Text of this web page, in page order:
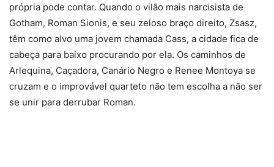
própria pode contar. Quando o vilão mais narcisista de
Gotham, Roman Sionis, e seu zeloso braço direito, Zsasz,
têm como alvo uma jovem chamada Cass, a cidade fica de
cabeça para baixo procurando por ela. Os caminhos de
Arlequina, Caçadora, Canário Negro e Renee Montoya se
cruzam e o improvável quarteto não tem escolha a não ser
se unir para derrubar Roman.